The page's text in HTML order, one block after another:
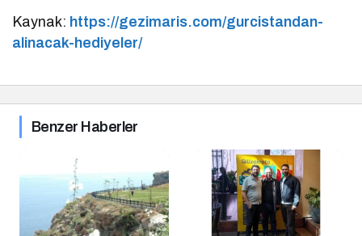
Kaynak: https://gezimaris.com/gurcistandan-
alinacak-hediyeler/
Benzer Haberler